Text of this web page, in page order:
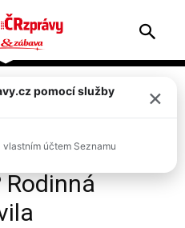
Rodinná
pomocí služby
×
vlastním účtem Seznamu